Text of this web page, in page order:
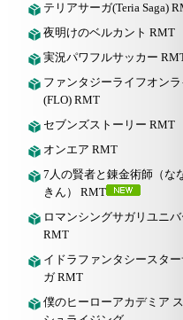
テリアサーガ(Teria Saga)
夜明けのベルカント RMT
実況パワフルサッカー
ファンタジーライフオンラ
(FLO) RMT
セブンズストーリー RMT
オンエア RMT
7人の賢者と錬金術師（な
きん） RMT
ロマンシングサガリユニ
RMT
イドラファンタシースター
ガ RMT
僕のヒーローアカデミア